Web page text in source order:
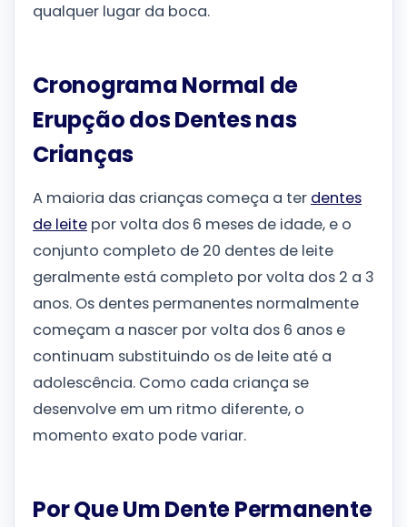
qualquer lugar da boca.
Cronograma Normal de
Erupção dos Dentes nas
Crianças
A maioria das crianças começa a ter dentes
de leite por volta dos 6 meses de idade, e o
conjunto completo de 20 dentes de leite
geralmente está completo por volta dos 2 a 3
anos. Os dentes permanentes normalmente
começam a nascer por volta dos 6 anos e
continuam substituindo os de leite até a
adolescência. Como cada criança se
desenvolve em um ritmo diferente, o
momento exato pode variar.
Por Que Um Dente Permanente